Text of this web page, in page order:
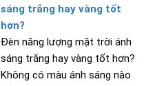
sáng trắng hay vàng tốt
hơn?
Đèn năng lượng mặt trời ánh
sáng trắng hay vàng tốt hơn?
Không có màu ánh sáng nào